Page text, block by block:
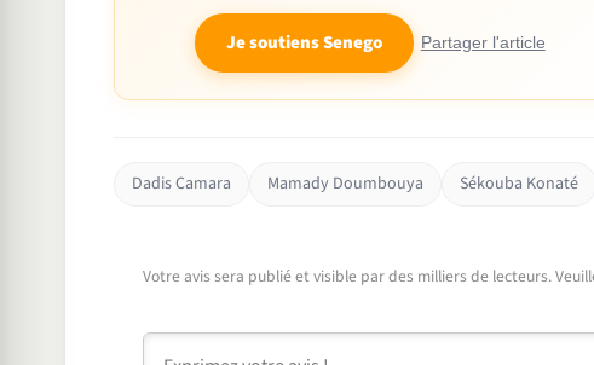
Je soutiens Senego Partager l'article
Dadis Camara Mamady Doumbouya Sékouba Konaté
Votre avis sera publié et visible par des milliers de lecteurs.